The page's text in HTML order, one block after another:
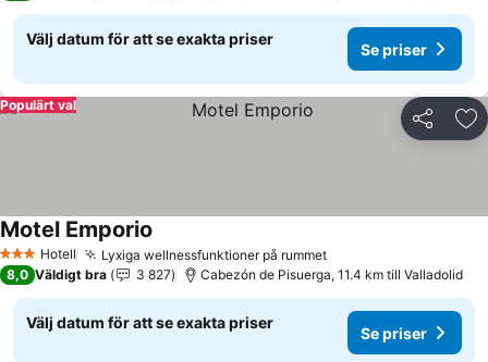
Välj datum för att se exakta priser
Se priser
Dela
Populärt val
3 StjärnorHotell Lyxiga wellnessfunktioner på rummet
Motel Emporio
8,0 Väldigt bra 3 827 Cabezón de Pisuerga, 11.4 km till Valladolid
Välj datum för att se exakta priser
Se priser